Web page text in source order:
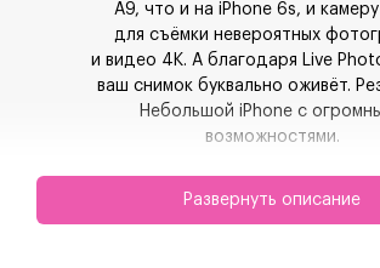
Развернуть описание
A9, что и на iPhone 6s, и
для съёмки невероятных
и видео 4K. А благодаря Live
ваш снимок буквально оживёт.
Небольшой iPhone с
возможностями.
Подробнее об iPhone SE.